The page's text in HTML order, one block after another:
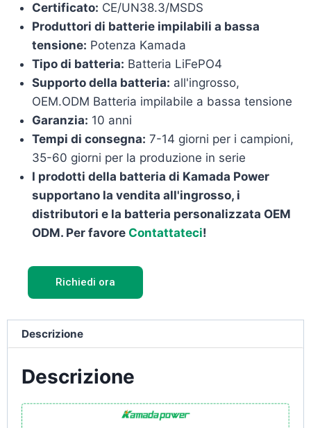
Certificato: CE/UN38.3/MSDS
Produttori di batterie impilabili a bassa
tensione: Potenza Kamada
Tipo di batteria: Batteria LiFePO4
Supporto della batteria: all'ingrosso,
OEM.ODM Batteria impilabile a bassa tensione
Garanzia: 10 anni
Tempi di consegna: 7-14 giorni per i campioni,
35-60 giorni per la produzione in serie
I prodotti della batteria di Kamada Power
supportano la vendita all'ingrosso, i
distributori e la batteria personalizzata OEM
ODM. Per favore Contattateci!
Richiedi ora
Descrizione
Descrizione